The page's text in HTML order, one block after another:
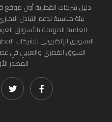
دليل شركات القطرية أول موقع
بيئة مناسبة لدعم التبادل
العامية المهتمة بالأسواق
التسويق الإلكتروني للشركات
السوق القطري والعربي في
المصدر